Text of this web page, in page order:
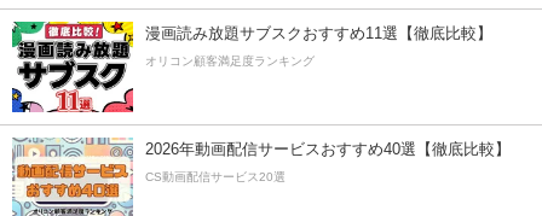
漫画読み放題サブスクおすすめ11選【徹底比較】
オリコン顧客満足度ランキング
2026年動画配信サービスおすすめ40選【徹底比較】
CS動画配信サービス20選